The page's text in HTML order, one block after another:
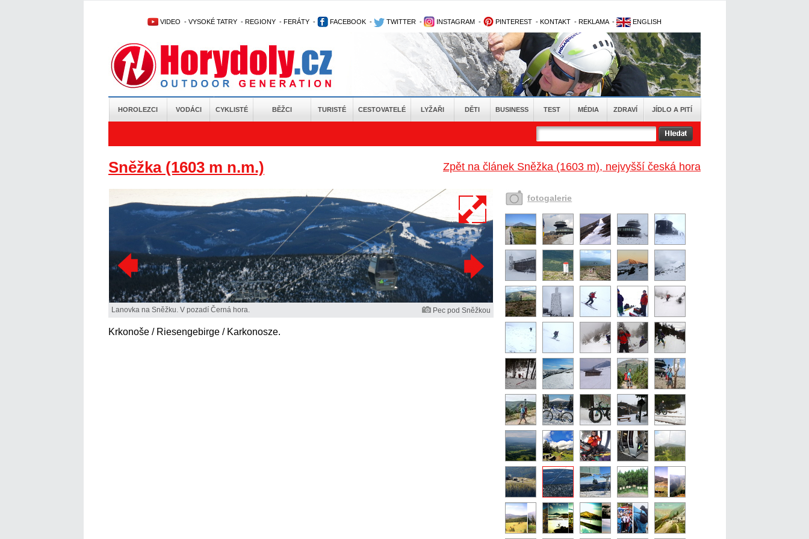
VIDEO - VYSOKÉ TATRY - REGIONY - FERÁTY - FACEBOOK - TWITTER - INSTAGRAM - PINTEREST - KONTAKT - REKLAMA - ENGLISH
HOROLEZCI VODÁCI CYKLISTÉ BĚŽCI TURISTÉ CESTOVATELÉ LYŽAŘI DĚTI BUSINESS TEST MÉDIA ZDRAVÍ JÍDLO A PITÍ
Zpět na článek Sněžka (1603 m), nejvyšší česká hora
Sněžka (1603 m n.m.)
Lanovka na Sněžku. V pozadí Černá hora. Pec pod Sněžkou
Krkonoše / Riesengebirge / Karkonosze.
fotogalerie